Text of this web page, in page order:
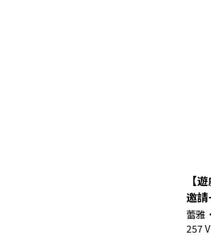
【
邀
蕾雅
257